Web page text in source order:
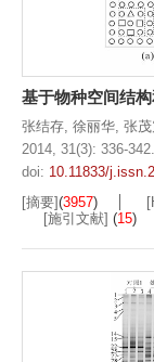
基于物种空间结
张结存 徐丽华 张
2014, 31(3): 336-342.
doi: 10.11833/
[摘要](3957)
[施引文献] (15)